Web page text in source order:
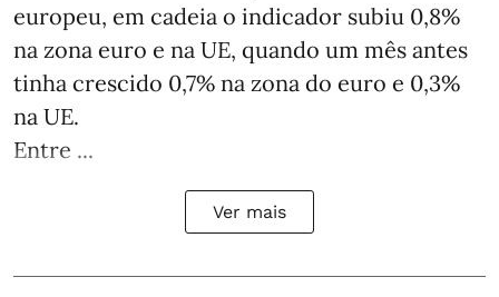
europeu, em cadeia o indicador subiu 0,8%
na zona euro e na UE, quando um mês antes
tinha crescido 0,7% na zona do euro e 0,3%
na UE.
Entre ...
Ver mais